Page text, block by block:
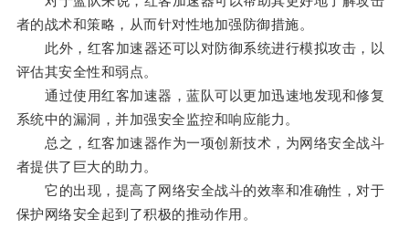
者的战术和策略，从而针对性地加强防御措施。
此外，红客加速器还可以对防御系统进行模拟攻击，以
评估其安全性和弱点。
通过使用红客加速器，蓝队可以更加迅速地发现和修复
系统中的漏洞，并加强安全监控和响应能力。
总之，红客加速器作为一项创新技术，为网络安全战斗
者提供了巨大的助力。
它的出现，提高了网络安全战斗的效率和准确性，对于
保护网络安全起到了积极的推动作用。